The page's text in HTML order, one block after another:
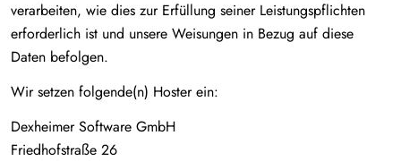
verarbeiten, wie dies zur Erfüllung seiner Leistungspflichten
erforderlich ist und unsere Weisungen in Bezug auf diese
Daten befolgen.
Wir setzen folgende(n) Hoster ein:
Dexheimer Software GmbH
Friedhofstraße 26